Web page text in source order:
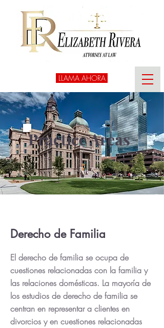
LLAMA AHORA
Practice Areas
Derecho de Familia
El derecho de familia se ocupa de
cuestiones relacionadas con la familia y
las relaciones domésticas. La mayoría de
los estudios de derecho de familia se
centran en representar a clientes en
divorcios y en cuestiones relacionadas